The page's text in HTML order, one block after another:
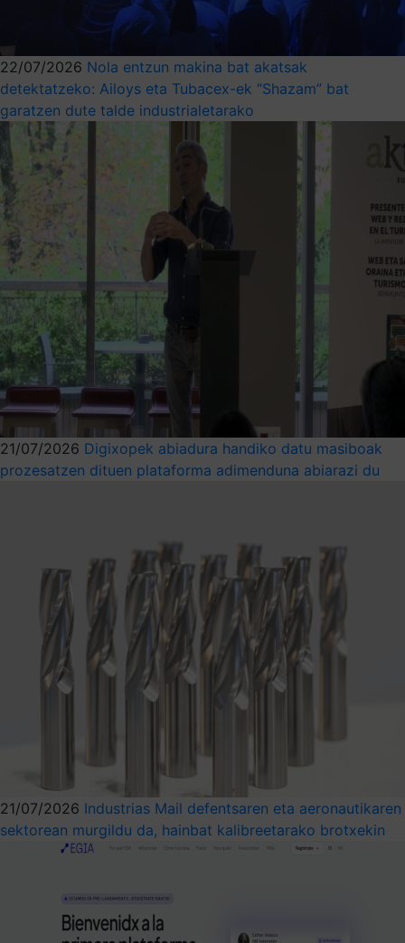
22/07/2026 Nola entzun makina bat akatsak
detektatzeko: Ailoys eta Tubacex-ek “Shazam” bat
garatzen dute talde industrialetarako
21/07/2026 Digixopek abiadura handiko datu masiboak
prozesatzen dituen plataforma adimenduna abiarazi du
21/07/2026 Industrias Mail defentsaren eta aeronautikaren
sektorean murgildu da, hainbat kalibreetarako brotxekin